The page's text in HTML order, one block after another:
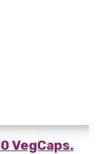
VegCaps.